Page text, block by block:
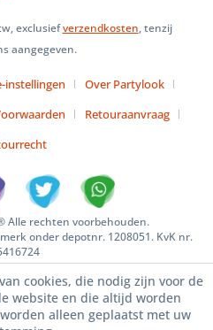
exclusiefverzendkosten, tenzij
aangegeven.
instellingen
Over Partylook
Retouraanvraag
Alle rechten voorbehouden.
onder depotnr. 1208051. KvK nr.
cookies, die nodig zijn voor de
website en die altijd worden
alleen geplaatst met uw